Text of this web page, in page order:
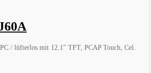
/ lüfterlos mit 12.1″ TFT, PCAP Touch, Cel.